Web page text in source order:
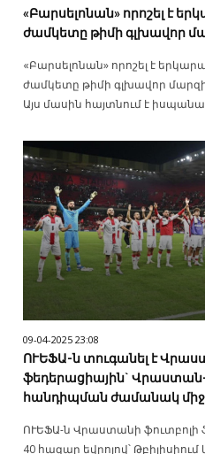
«Բարսելոնան» որոշել է
ժամկետը թիմի գլխավոր
«Բարսելոնան» որոշել է
ժամկետը թիմի գլխավոր
Այս մասին հայտնում է
09-04-2025 23:08
ՈՒԵՖԱ-ն տուգանել է
ֆեդերացիային`
հանդիպման ժամանակ
ՈՒԵՖԱ-ն Վրաստանի ֆուտբոլի
40 հազար եվրոյով՝